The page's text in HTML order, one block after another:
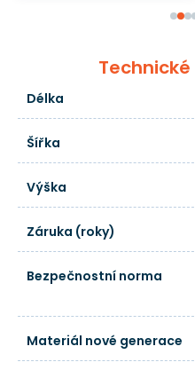
Technické
Délka
Šířka
Výška
Záruka (roky)
Bezpečnostní norma
Materiál nové generace